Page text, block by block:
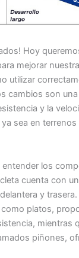
Hoy
mejorar
utilizar
cambios son
y la
sea en
entender los
cuenta con
y
platos,
mientras
piñones,